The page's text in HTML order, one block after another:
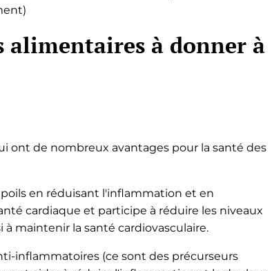
alimentaires à donner à
ont de nombreux avantages pour la santé des
en réduisant l'inflammation et en
cardiaque et participe à réduire les niveaux
maintenir la santé cardiovasculaire.
inflammatoires (ce sont des précurseurs